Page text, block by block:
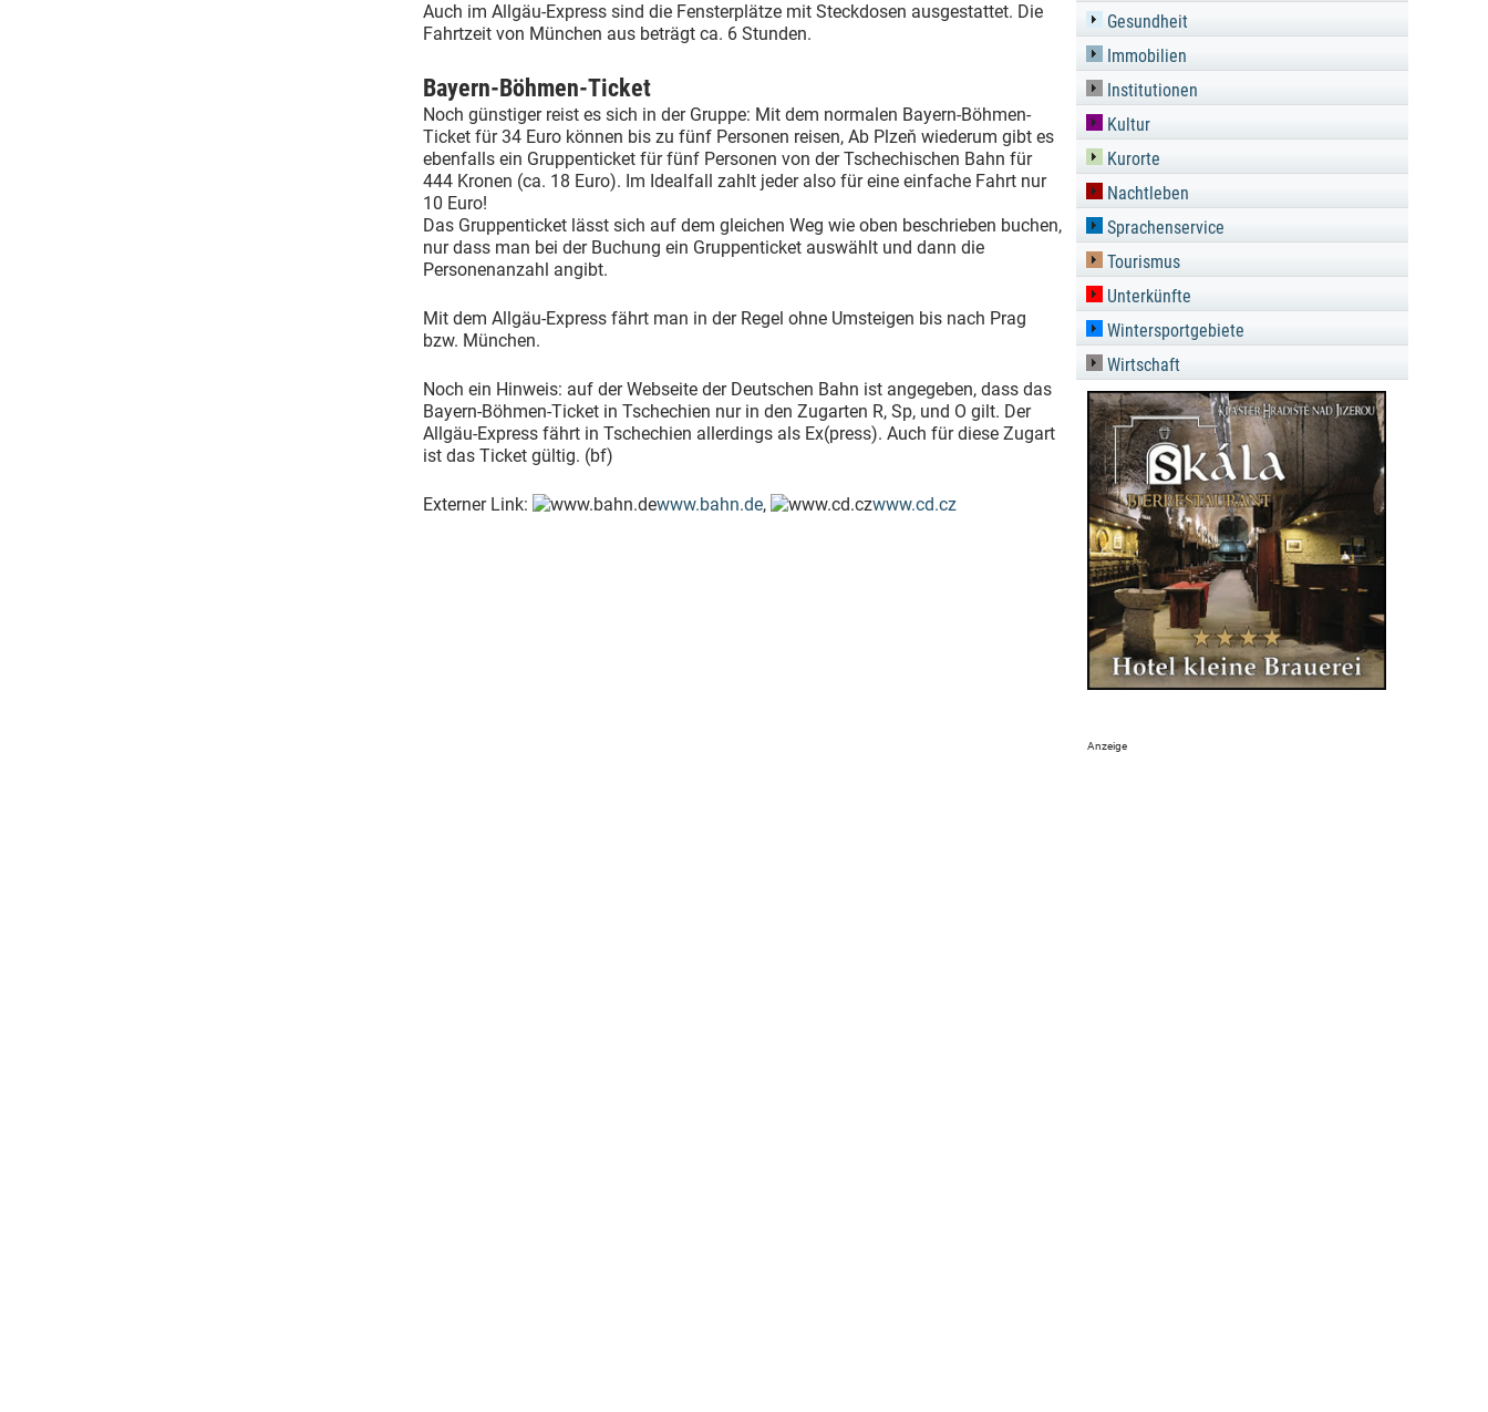
Auch im Allgäu-Express sind die Fensterplätze mit Steckdosen ausgestattet. Die
Fahrtzeit von München aus beträgt ca. 6 Stunden.
Bayern-Böhmen-Ticket
Noch günstiger reist es sich in der Gruppe: Mit dem normalen Bayern-Böhmen-
Ticket für 34 Euro können bis zu fünf Personen reisen, Ab Plzeň wiederum gibt es
ebenfalls ein Gruppenticket für fünf Personen von der Tschechischen Bahn für
444 Kronen (ca. 18 Euro). Im Idealfall zahlt jeder also für eine einfache Fahrt nur
10 Euro!
Das Gruppenticket lässt sich auf dem gleichen Weg wie oben beschrieben buchen,
nur dass man bei der Buchung ein Gruppenticket auswählt und dann die
Personenanzahl angibt.
Mit dem Allgäu-Express fährt man in der Regel ohne Umsteigen bis nach Prag
bzw. München.
Noch ein Hinweis: auf der Webseite der Deutschen Bahn ist angegeben, dass das
Bayern-Böhmen-Ticket in Tschechien nur in den Zugarten R, Sp, und O gilt. Der
Allgäu-Express fährt in Tschechien allerdings als Ex(press). Auch für diese Zugart
ist das Ticket gültig. (bf)
Externer Link: www.bahn.de, www.cd.cz
Gesundheit
Immobilien
Institutionen
Kultur
Kurorte
Nachtleben
Sprachenservice
Tourismus
Unterkünfte
Wintersportgebiete
Wirtschaft